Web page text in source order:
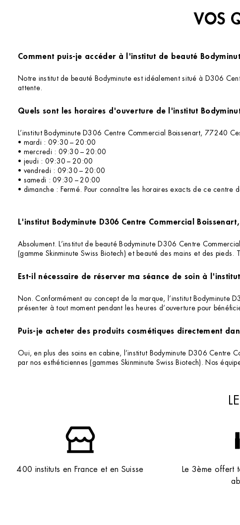
VOS
Comment puis-je accéder à l'institut de beauté
Notre institut de beauté Bodyminute est idéalement situé à D306
attente.
L’institut Bodyminute D306 Centre Commercial Boissenart, 77240
• mardi : 09:30 – 20:00
• mercredi : 09:30 – 20:00
• jeudi : 09:30 – 20:00
• vendredi : 09:30 – 20:00
• samedi : 09:30 – 20:00
• dimanche : Fermé. Pour connaître les horaires exacts de ce
L'institut Bodyminute D306 Centre Commercial
Absolument. L’institut de beauté Bodyminute D306 Centre
(gamme Skinminute Swiss Biotech) et beauté des mains et des
Est-il nécessaire de réserver ma séance de soin à
Non. Conformément au concept de la marque, l’institut Bodyminute
présenter à tout moment pendant les heures d’ouverture pour
Puis-je acheter des produits cosmétiques directement
Oui, en plus des soins en cabine, l’institut Bodyminute D306 Centre
par nos esthéticiennes (gammes Skinminute Swiss Biotech). Nos
400 instituts en France et en Suisse
Le 3ème offert